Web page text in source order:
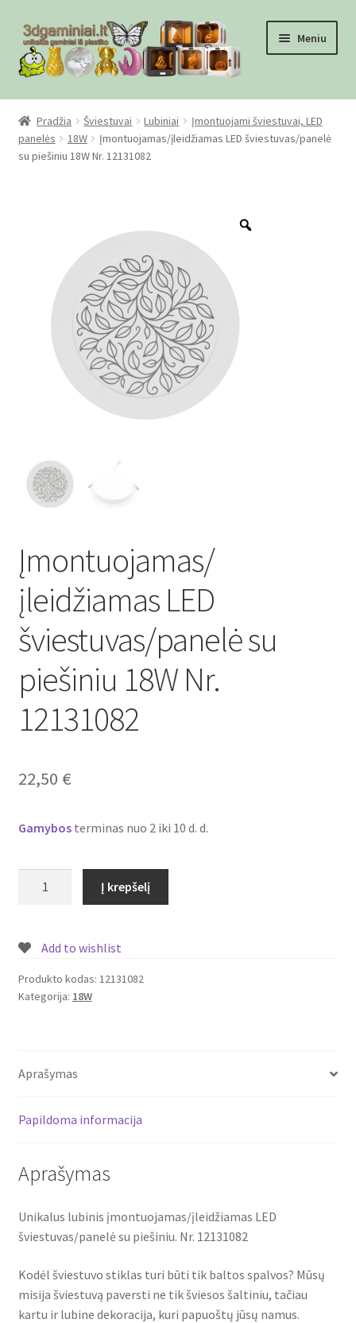
Pereiti
prie
meniu
Pereiti
prie
turinio
Meniu
Pradžia
Checkout
Mūsų partneriai
Pirkimo-pardavimo taisyklės
Privatumo politika
Atsiskaitymo informacija
Gamybos terminai ir procesas
Kontaktai
Krepšelis
Parduotuvė
Paskyra
Plastikai
Plastiko rūšys
Pradžia Šviestuvai Lubiniai
Įmontuojami šviestuvai, LED
panelės
18W
Įmontuojamas/įleidžiamas LED šviestuvas/panelė
su piešiniu 18W Nr. 12131082
Įmontuojamas/
įleidžiamas LED
šviestuvas/panelė su
piešiniu 18W Nr.
12131082
22,50 €
Gamybosterminas nuo 2 iki 10 d. d.
LED
šviestuvas/panelė
su
12131082
Į krepšelį
Add to wishlist
Produkto kodas: 12131082
Kategorija: 18W
Aprašymas
Papildoma informacija
Aprašymas
Unikalus lubinis įmontuojamas/įleidžiamas LED
šviestuvas/panelė su piešiniu. Nr. 12131082
Kodėl šviestuvo stiklas turi būti tik baltos spalvos? Mūsų
misija šviestuvą paversti ne tik šviesos šaltiniu, tačiau
kartu ir lubine dekoracija, kuri papuoštų jūsų namus.